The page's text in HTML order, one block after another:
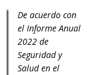
De acuerdo con
el Informe Anual
2022 de
Seguridad y
Salud en el